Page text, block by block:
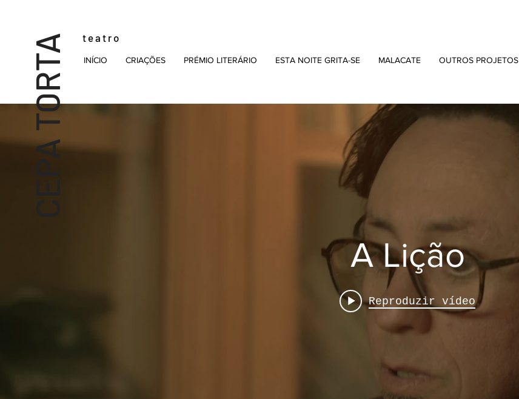
CEPA TORTA t e a t r o
INÍCIO CRIAÇÕES PRÉMIO LITERÁRIO ESTA NOITE GRITA-SE MALACATE OUTROS PROJETOS
A Lição
Reproduzir vídeo